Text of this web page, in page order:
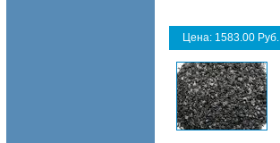
Цена: 1583.00 Руб.